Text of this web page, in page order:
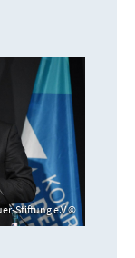
Stiftung e.V.